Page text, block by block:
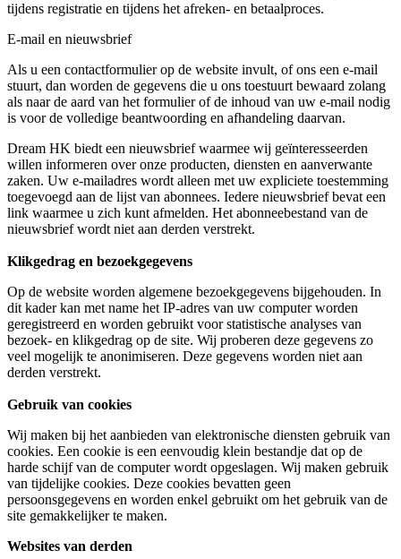
tijdens registratie en tijdens het afreken- en betaalproces.
E-mail en nieuwsbrief
Als u een contactformulier op de website invult, of ons een e-mail
stuurt, dan worden de gegevens die u ons toestuurt bewaard zolang
als naar de aard van het formulier of de inhoud van uw e-mail nodig
is voor de volledige beantwoording en afhandeling daarvan.
Dream HK biedt een nieuwsbrief waarmee wij geïnteresseerden
willen informeren over onze producten, diensten en aanverwante
zaken. Uw e-mailadres wordt alleen met uw expliciete toestemming
toegevoegd aan de lijst van abonnees. Iedere nieuwsbrief bevat een
link waarmee u zich kunt afmelden. Het abonneebestand van de
nieuwsbrief wordt niet aan derden verstrekt.
Klikgedrag en bezoekgegevens
Op de website worden algemene bezoekgegevens bijgehouden. In
dit kader kan met name het IP-adres van uw computer worden
geregistreerd en worden gebruikt voor statistische analyses van
bezoek- en klikgedrag op de site. Wij proberen deze gegevens zo
veel mogelijk te anonimiseren. Deze gegevens worden niet aan
derden verstrekt.
Gebruik van cookies
Wij maken bij het aanbieden van elektronische diensten gebruik van
cookies. Een cookie is een eenvoudig klein bestandje dat op de
harde schijf van de computer wordt opgeslagen. Wij maken gebruik
van tijdelijke cookies. Deze cookies bevatten geen
persoonsgegevens en worden enkel gebruikt om het gebruik van de
site gemakkelijker te maken.
Websites van derden